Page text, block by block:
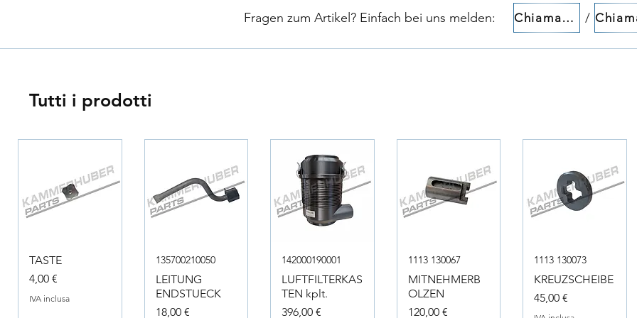
Fragen zum Artikel? Einfach bei uns melden:​​ Chiamaci! /
Tutti i prodotti
TASTE
Prezzo
4,00 €
IVA inclusa
135700210050
LEITUNG
ENDSTUECK
Prezzo
18,00 €
142000190001
LUFTFILTERKAS
TEN kplt.
Prezzo
396,00 €
1113 130067
MITNEHMERB
OLZEN
Prezzo
120,00 €
1113 130073
KREUZSCHEIBE
Prezzo
45,00 €